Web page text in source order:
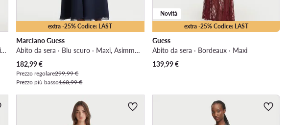
Abito da sera · Bianco · Maxi, Asimmetrica
extra -25% Codice: LAST
Marciano Guess
Abito da sera · Blu scuro · Maxi, Asimmetrica
Prezzo attuale
182,99€
Prezzo regolare299,99 €
Prezzo più basso160,99 €
extra -25% Codice: LAST
Novità
Guess
Abito da sera · Bordeaux · Maxi
139,99€